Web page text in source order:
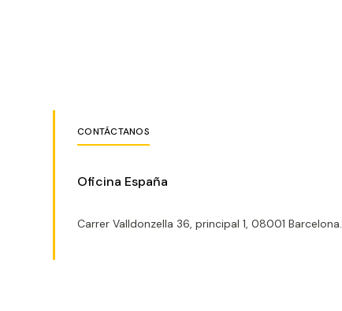
CONTÁCTANOS
Oficina España
Carrer Valldonzella 36, principal 1, 08001 Barcelona.